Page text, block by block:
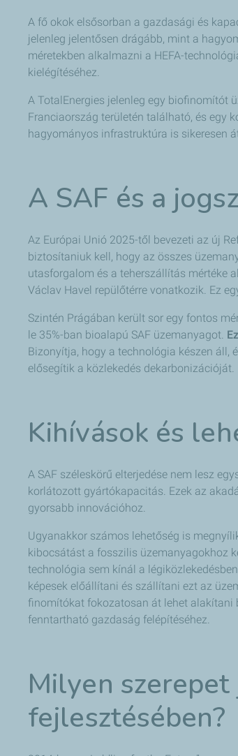
A fő okok elsősorban a gazdasági és
jelenleg jelentősen drágább, mint a
méretekben alkalmazni a HEFA-
kielégítéséhez.
A TotalEnergies jelenleg egy biofinomítót
Franciaország területén található, és egy
hagyományos infrastruktúra is sikeresen
A SAF és a
Az Európai Unió 2025-től bevezeti az új
biztosítaniuk kell, hogy az összes
utasforgalom és a teherszállítás mértéke
Václav Havel repülőtérre vonatkozik. Ez
Szintén Prágában került sor egy fontos
le 35%-ban bioalapú SAF üzemanyagot.
Bizonyítja, hogy a technológia készen áll,
elősegítik a közlekedés dekarbonizációját.
Kihívások és
A SAF széleskörű elterjedése nem lesz
korlátozott gyártókapacitás. Ezek az
gyorsabb innovációhoz.
Ugyanakkor számos lehetőség is
kibocsátást a fosszilis üzemanyagokhoz
technológia sem kínál a
képesek előállítani és szállítani ezt az
finomítókat fokozatosan át lehet alakítani
fenntartható gazdaság felépítéséhez.
Milyen szerepet
fejlesztésében?